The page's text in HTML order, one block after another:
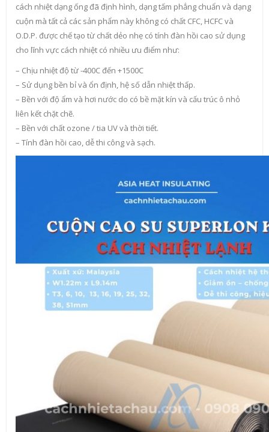
cách nhiệt dạng ống đã định hình, dạng tấm phẳng chuẩn và dạng
cuộn mà tất cả các sản phẩm này không có chất CFC, HCFC và
O.D.P. được chế tạo từ chất dẻo nhẹ có tính đàn hồi cao sử dụng
cho lĩnh vực cách nhiệt có nhiều ưu điểm như:
– Chịu nhiệt độ từ -400C đến +1500C
– Sử dụng bền bỉ và ổn định, hệ số dẫn nhiệt thấp.
– Bền với độ ẩm và hơi nước do có bề mặt kín và cấu trúc ô nhỏ
liên kết chặt chẽ.
– Bền với chất ozone / tia UV và thời tiết.
– Tính đàn hồi cao, dễ thi công và sạch.